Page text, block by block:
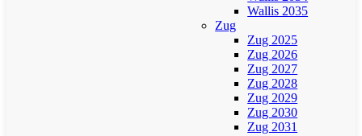
Wallis 2035
Zug
Zug 2025
Zug 2026
Zug 2027
Zug 2028
Zug 2029
Zug 2030
Zug 2031